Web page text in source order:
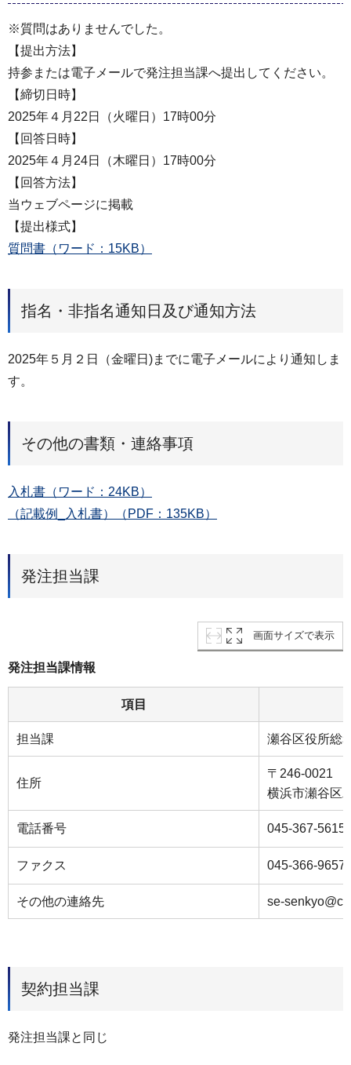
※質問はありませんでした。
【提出方法】
持参または電子メールで発注担当課へ提出してください。
【締切日時】
2025年４月22日（火曜日）17時00分
【回答日時】
2025年４月24日（木曜日）17時00分
【回答方法】
当ウェブページに掲載
【提出様式】
質問書（ワード：15KB）
指名・非指名通知日及び通知方法
2025年５月２日（金曜日)までに電子メールにより通知しま
す。
その他の書類・連絡事項
入札書（ワード：24KB）
（記載例_入札書）（PDF：135KB）
発注担当課
画面サイズで表示
発注担当課情報
項目
担当課 瀬谷区役所総
住所
〒246-0021
横浜市瀬谷区
電話番号 045-367-5615
ファクス 045-366-9657
その他の連絡先 se-
契約担当課
発注担当課と同じ